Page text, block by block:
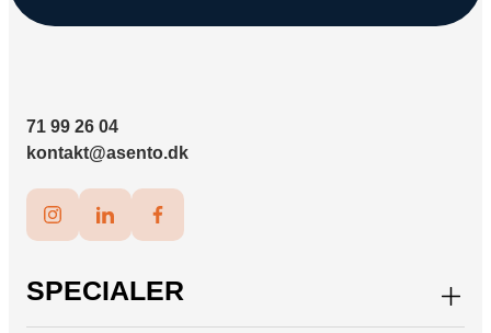
71 99 26 04
kontakt@asento.dk
SPECIALER